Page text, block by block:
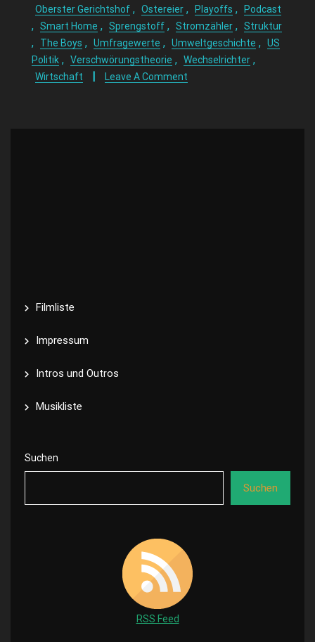
Oberster Gerichtshof , Ostereier , Playoffs , Podcast
, Smart Home , Sprengstoff , Stromzähler , Struktur
, The Boys , Umfragewerte , Umweltgeschichte , US
Politik , Verschwörungstheorie , Wechselrichter ,
Wirtschaft Leave A Comment
Filmliste
Impressum
Intros und Outros
Musikliste
Suchen
Suchen
RSS Feed